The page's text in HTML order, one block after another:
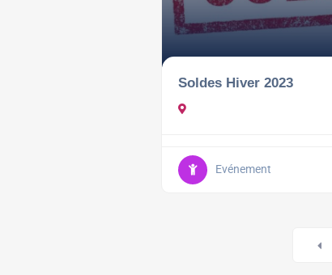
Soldes Hiver 2023
Evénement